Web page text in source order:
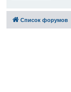
Список форумов